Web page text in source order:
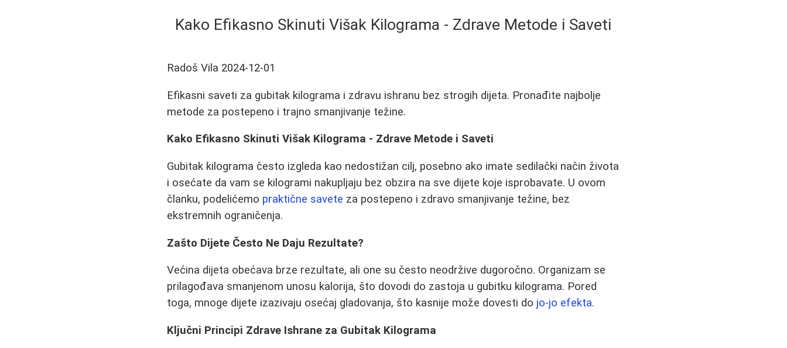
Kako Efikasno Skinuti Višak Kilograma - Zdrave Metode i Saveti
Radoš Vila 2024-12-01
Efikasni saveti za gubitak kilograma i zdravu ishranu bez strogih dijeta. Pronađite najbolje
metode za postepeno i trajno smanjivanje težine.
Kako Efikasno Skinuti Višak Kilograma - Zdrave Metode i Saveti
Gubitak kilograma često izgleda kao nedostižan cilj, posebno ako imate sedilački način života
i osećate da vam se kilogrami nakupljaju bez obzira na sve dijete koje isprobavate. U ovom
članku, podelićemo praktične savete za postepeno i zdravo smanjivanje težine, bez
ekstremnih ograničenja.
Zašto Dijete Često Ne Daju Rezultate?
Većina dijeta obećava brze rezultate, ali one su često neodržive dugoročno. Organizam se
prilagođava smanjenom unosu kalorija, što dovodi do zastoja u gubitku kilograma. Pored
toga, mnoge dijete izazivaju osećaj gladovanja, što kasnije može dovesti do jo-jo efekta.
Ključni Principi Zdrave Ishrane za Gubitak Kilograma